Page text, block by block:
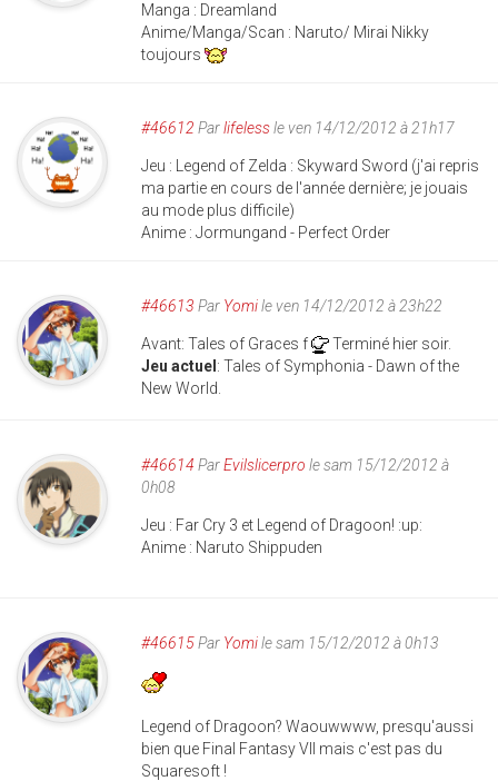
Manga : Dreamland
Anime/Manga/Scan : Naruto/ Mirai Nikky
toujours
#46612 Parlifelessle ven 14/12/2012 à 21h17
Jeu : Legend of Zelda : Skyward Sword (j'ai repris
ma partie en cours de l'année dernière; je jouais
au mode plus difficile)
Anime : Jormungand - Perfect Order
#46613 Par Yomile ven 14/12/2012 à 23h22
Avant: Tales of Graces f
Terminé hier soir.
Jeu actuel : Tales of Symphonia - Dawn of the
New World.
#46614 ParEvilslicerpro le sam 15/12/2012 à
0h08
Jeu : Far Cry 3 et Legend of Dragoon! :up:
Anime : Naruto Shippuden
#46615Par Yomile sam 15/12/2012 à 0h13
Legend of Dragoon? Waouwwww, presqu'aussi
bien que Final Fantasy VII mais c'est pas du
Squaresoft !